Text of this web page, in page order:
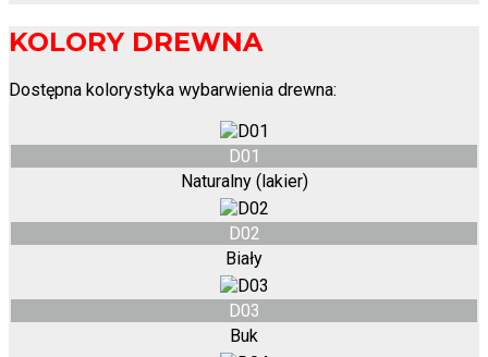
KOLORY DREWNA
Dostępna kolorystyka wybarwienia drewna:
D01
Naturalny (lakier)
D02
Biały
D03
Buk